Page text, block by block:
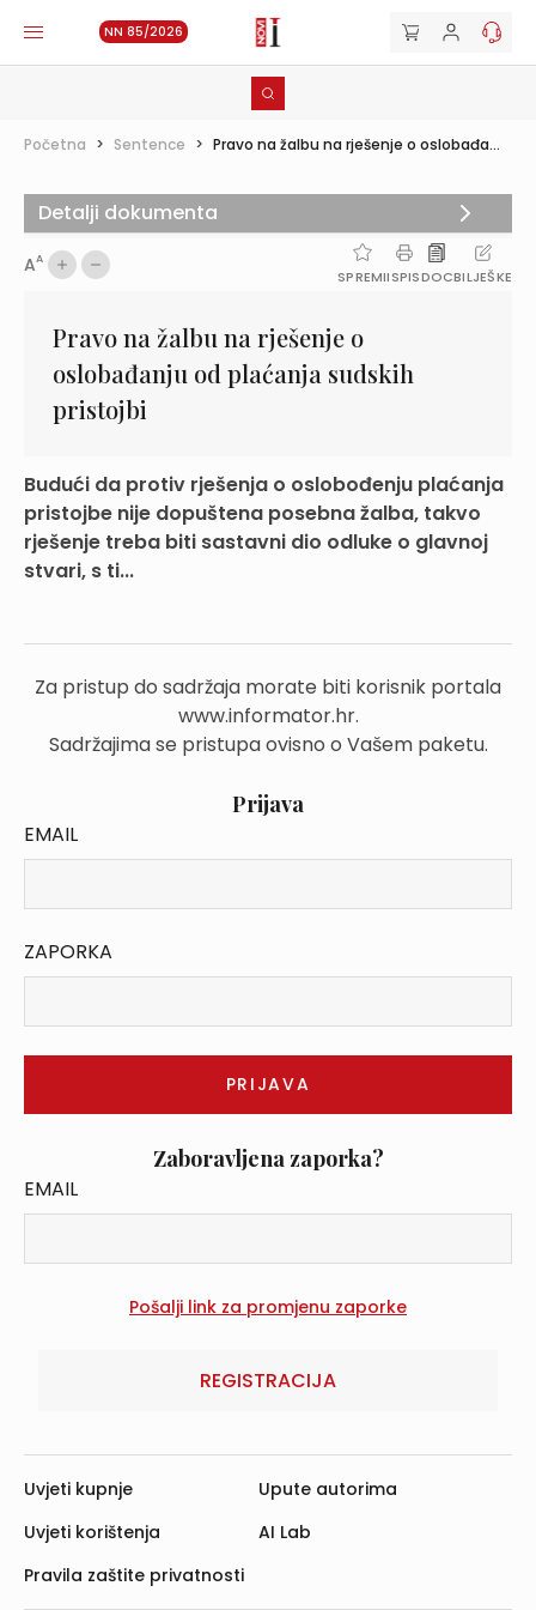
NN 85/2026
Početna > Sentence > Pravo na žalbu na rješenje o oslobađa...
AA
SPREMIISPISDOCBILJEŠKE
Pravo na žalbu na rješenje o
oslobađanju od plaćanja sudskih
pristojbi
Budući da protiv rješenja o oslobođenju plaćanja
pristojbe nije dopuštena posebna žalba, takvo
rješenje treba biti sastavni dio odluke o glavnoj
stvari, s ti...
Za pristup do sadržaja morate biti korisnik portala
www.informator.hr.
Sadržajima se pristupa ovisno o Vašem paketu.
Prijava
EMAIL
ZAPORKA
Zaboravljena zaporka?
EMAIL
REGISTRACIJA
Detalji dokumenta
Uvjeti kupnje
Uvjeti korištenja
Pravila zaštite privatnosti
Upute autorima
AI Lab